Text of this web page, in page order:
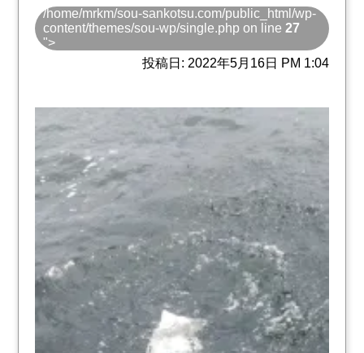
/home/mrkm/sou-sankotsu.com/public_html/wp-
content/themes/sou-wp/single.php on line27
">
投稿日: 2022年5月16日 PM 1:04